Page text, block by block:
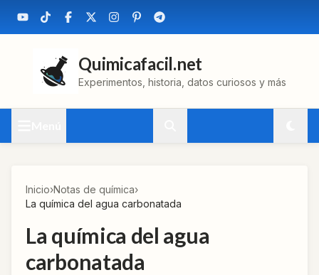
Quimicafacil.net
Experimentos, historia, datos curiosos y más
Inicio›Notas de química›
La química del agua carbonatada
La química del agua
carbonatada